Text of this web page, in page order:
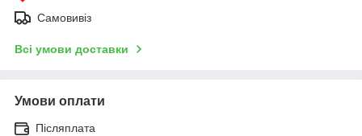
Самовивіз
Всі умови доставки
Умови оплати
Післяплата